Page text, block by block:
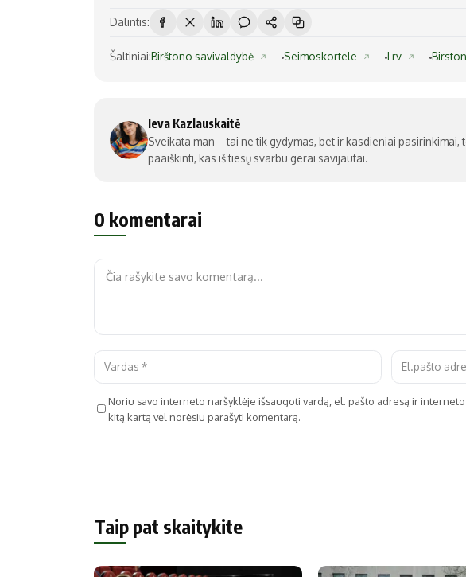
Dalintis:
Šaltiniai:Birštono savivaldybė Seimoskortele Lrv
Ieva Kazlauskaitė
Sveikata man – tai ne tik gydymas, bet ir kasdieniai
paaiškinti, kas iš tiesų svarbu gerai savijautai.
0 komentarai
Noriu savo interneto naršyklėje išsaugoti vardą, el. pašto adresą ir
kitą kartą vėl norėsiu parašyti komentarą.
Taip pat skaitykite